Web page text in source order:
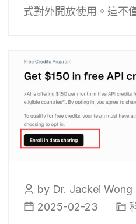
式對外開放使用。這不
by Dr. Jackei Wong
2025-02-23